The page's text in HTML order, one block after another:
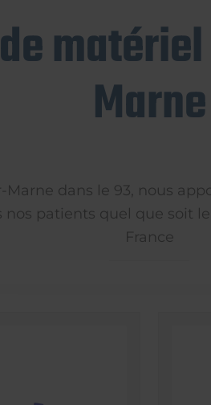
Marne
dans le 93, nous
nos patients quel que soit
France